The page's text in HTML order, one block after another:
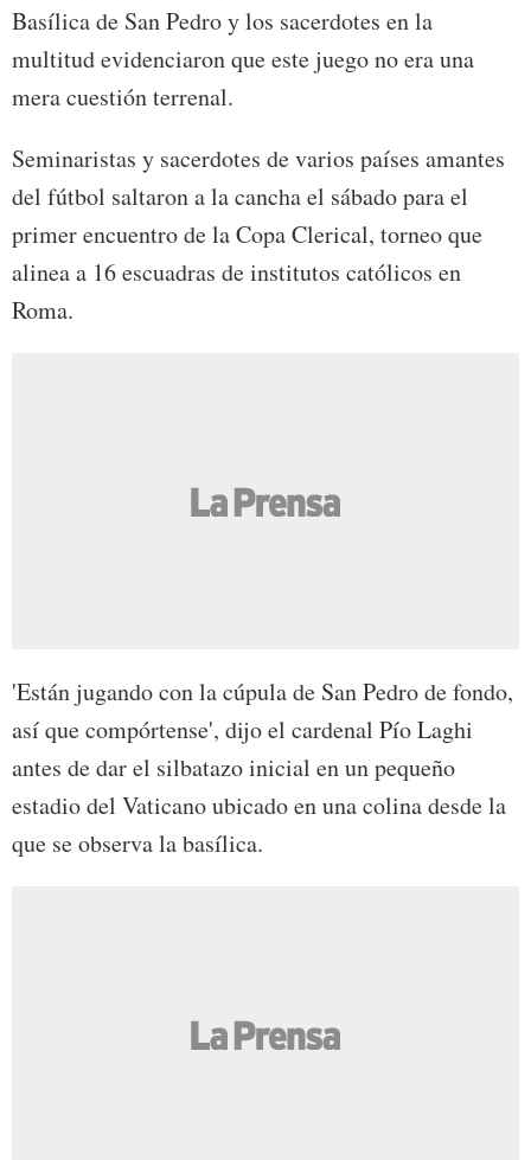
Basílica de San Pedro y los sacerdotes en la
multitud evidenciaron que este juego no era una
mera cuestión terrenal.
Seminaristas y sacerdotes de varios países amantes
del fútbol saltaron a la cancha el sábado para el
primer encuentro de la Copa Clerical, torneo que
alinea a 16 escuadras de institutos católicos en
Roma.
'Están jugando con la cúpula de San Pedro de fondo,
así que compórtense', dijo el cardenal Pío Laghi
antes de dar el silbatazo inicial en un pequeño
estadio del Vaticano ubicado en una colina desde la
que se observa la basílica.